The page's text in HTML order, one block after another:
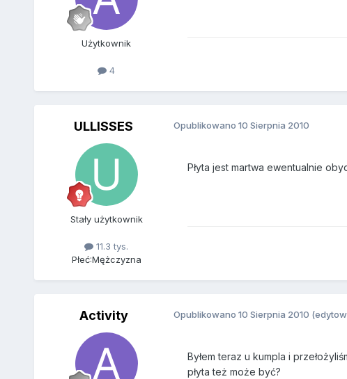
Użytkownik
4
ULLISSES
Stały użytkownik
11.3 tys.
Płeć:Mężczyzna
Opublikowano 10 Sierpnia 2010
Płyta jest martwa ewentualnie
Activity Opublikowano 10 Sierpnia 2010
Byłem teraz u kumpla i
płyta też może być?